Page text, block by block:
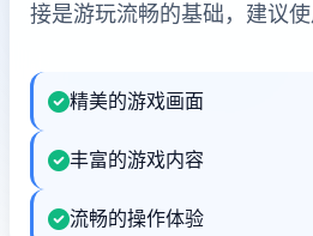
接是游玩流畅的基础，建议使
精美的游戏画面
丰富的游戏内容
流畅的操作体验